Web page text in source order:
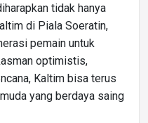
tidak hanya
di Piala Soeratin,
pemain untuk
optimistis,
Kaltim bisa terus
yang berdaya saing